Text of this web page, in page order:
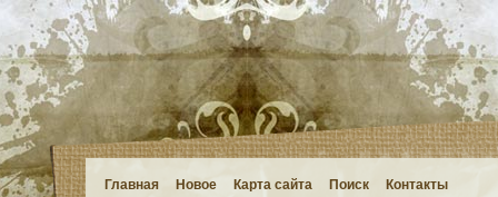
Главная Новое Карта сайта Поиск Контакты